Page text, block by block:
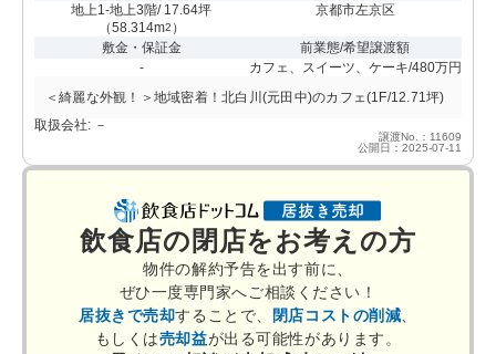
地上1-地上3階/ 17.64坪
（58.314m2 ）
京都市左京区
敷金・保証金
-
前業態/希望譲渡額
カフェ、スイーツ、ケーキ/480万円
＜綺麗な外観！＞地域密着！北白川(元田中)のカフェ(1F/12.71坪)
取扱会社: －
譲渡No.：11609
公開日：2025-07-11
飲食店の閉店をお考えの方
物件の解約予告を出す前に、
ぜひ一度専門家へご相談ください！
居抜きで売却することで、 閉店コストの削減
もしくは売却益が出る可能性があります。